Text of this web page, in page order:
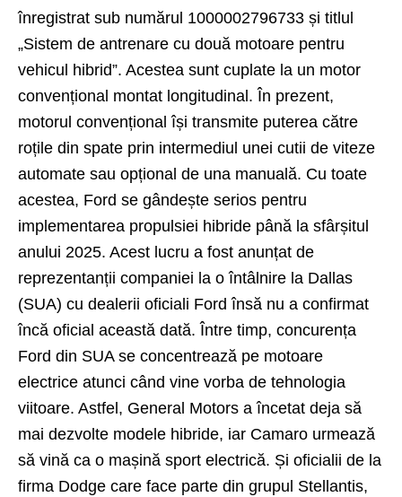
înregistrat sub numărul 1000002796733 și titlul
„Sistem de antrenare cu două motoare pentru
vehicul hibrid”. Acestea sunt cuplate la un motor
convențional montat longitudinal. În prezent,
motorul convențional își transmite puterea către
roțile din spate prin intermediul unei cutii de viteze
automate sau opțional de una manuală. Cu toate
acestea, Ford se gândește serios pentru
implementarea propulsiei hibride până la sfârșitul
anului 2025. Acest lucru a fost anunțat de
reprezentanții companiei la o întâlnire la Dallas
(SUA) cu dealerii oficiali Ford însă nu a confirmat
încă oficial această dată. Între timp, concurența
Ford din SUA se concentrează pe motoare
electrice atunci când vine vorba de tehnologia
viitoare. Astfel, General Motors a încetat deja să
mai dezvolte modele hibride, iar Camaro urmează
să vină ca o mașină sport electrică. Și oficialii de la
firma Dodge care face parte din grupul Stellantis,